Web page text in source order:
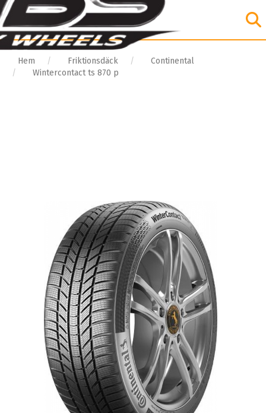
Hem Friktionsdäck
Continental
Wintercontact ts 870 p